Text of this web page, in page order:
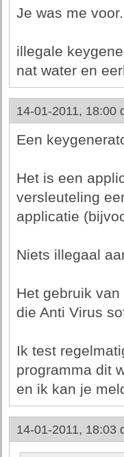
Je was me voor.
illegale
nat water en
14-01-2011, 18:00
Een
Het is een
versleuteling
applicatie
Niets illegaal
Het gebruik
die Anti Virus
Ik test
programma dit
en ik kan je
14-01-2011, 18:03